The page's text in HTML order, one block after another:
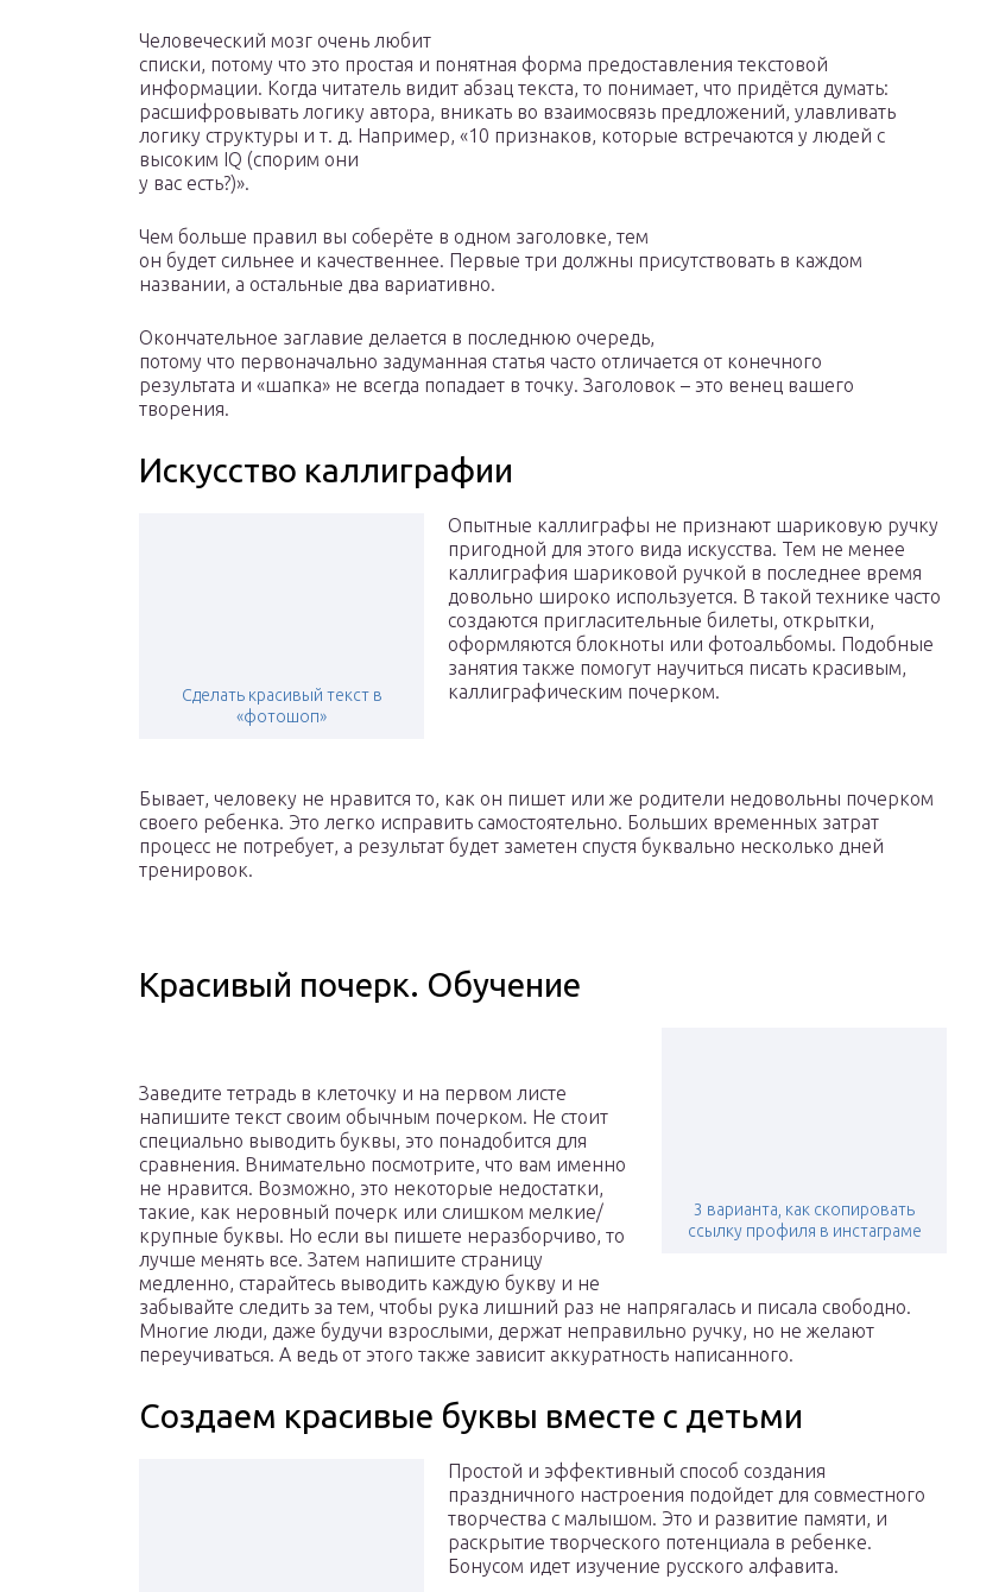
Человеческий мозг очень любит
списки, потому что это простая и понятная форма предоставления текстовой
информации. Когда читатель видит абзац текста, то понимает, что придётся думать:
расшифровывать логику автора, вникать во взаимосвязь предложений, улавливать
логику структуры и т. д. Например, «10 признаков, которые встречаются у людей с
высоким IQ (спорим они
у вас есть?)».
Чем больше правил вы соберёте в одном заголовке, тем
он будет сильнее и качественнее. Первые три должны присутствовать в каждом
названии, а остальные два вариативно.
Окончательное заглавие делается в последнюю очередь,
потому что первоначально задуманная статья часто отличается от конечного
результата и «шапка» не всегда попадает в точку. Заголовок – это венец вашего
творения.
Искусство каллиграфии
Сделать красивый текст в
«фотошоп»
Опытные каллиграфы не признают шариковую ручку
пригодной для этого вида искусства. Тем не менее
каллиграфия шариковой ручкой в последнее время
довольно широко используется. В такой технике часто
создаются пригласительные билеты, открытки,
оформляются блокноты или фотоальбомы. Подобные
занятия также помогут научиться писать красивым,
каллиграфическим почерком.
Бывает, человеку не нравится то, как он пишет или же родители недовольны почерком
своего ребенка. Это легко исправить самостоятельно. Больших временных затрат
процесс не потребует, а результат будет заметен спустя буквально несколько дней
тренировок.
Красивый почерк. Обучение
3 варианта, как скопировать
ссылку профиля в инстаграме
Заведите тетрадь в клеточку и на первом листе
напишите текст своим обычным почерком. Не стоит
специально выводить буквы, это понадобится для
сравнения. Внимательно посмотрите, что вам именно
не нравится. Возможно, это некоторые недостатки,
такие, как неровный почерк или слишком мелкие/
крупные буквы. Но если вы пишете неразборчиво, то
лучше менять все. Затем напишите страницу
медленно, старайтесь выводить каждую букву и не
забывайте следить за тем, чтобы рука лишний раз не напрягалась и писала свободно.
Многие люди, даже будучи взрослыми, держат неправильно ручку, но не желают
переучиваться. А ведь от этого также зависит аккуратность написанного.
Создаем красивые буквы вместе с детьми
Простой и эффективный способ создания
праздничного настроения подойдет для совместного
творчества с малышом. Это и развитие памяти, и
раскрытие творческого потенциала в ребенке.
Бонусом идет изучение русского алфавита.